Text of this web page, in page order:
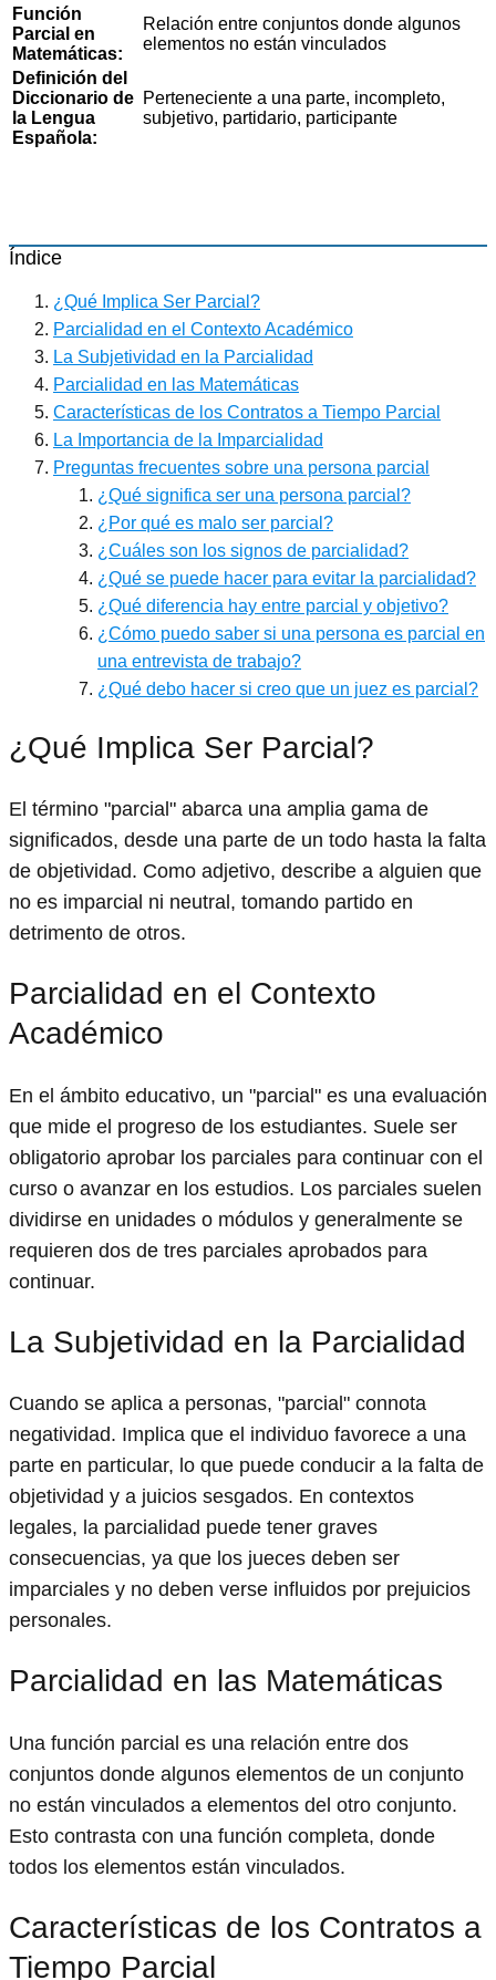
Índice
¿Qué Implica Ser Parcial?
Parcialidad en el Contexto Académico
La Subjetividad en la Parcialidad
Parcialidad en las Matemáticas
Características de los Contratos a Tiempo Parcial
La Importancia de la Imparcialidad
Preguntas frecuentes sobre una persona parcial
¿Qué significa ser una persona parcial?
¿Por qué es malo ser parcial?
¿Cuáles son los signos de parcialidad?
¿Qué se puede hacer para evitar la parcialidad?
¿Qué diferencia hay entre parcial y objetivo?
¿Cómo puedo saber si una persona es parcial en
una entrevista de trabajo?
¿Qué debo hacer si creo que un juez es parcial?
¿Qué Implica Ser Parcial?
El término "parcial" abarca una amplia gama de
significados, desde una parte de un todo hasta la falta
de objetividad. Como adjetivo, describe a alguien que
no es imparcial ni neutral, tomando partido en
detrimento de otros.
Parcialidad en el Contexto
Académico
En el ámbito educativo, un "parcial" es una evaluación
que mide el progreso de los estudiantes. Suele ser
obligatorio aprobar los parciales para continuar con el
curso o avanzar en los estudios. Los parciales suelen
dividirse en unidades o módulos y generalmente se
requieren dos de tres parciales aprobados para
continuar.
La Subjetividad en la Parcialidad
Cuando se aplica a personas, "parcial" connota
negatividad. Implica que el individuo favorece a una
parte en particular, lo que puede conducir a la falta de
objetividad y a juicios sesgados. En contextos
legales, la parcialidad puede tener graves
consecuencias, ya que los jueces deben ser
imparciales y no deben verse influidos por prejuicios
personales.
Parcialidad en las Matemáticas
Una función parcial es una relación entre dos
conjuntos donde algunos elementos de un conjunto
no están vinculados a elementos del otro conjunto.
Esto contrasta con una función completa, donde
todos los elementos están vinculados.
Características de los Contratos a
Tiempo Parcial
Función
Parcial en
Matemáticas:
Relación entre conjuntos donde algunos
elementos no están vinculados
Definición del
Diccionario de
la Lengua
Española:
Perteneciente a una parte, incompleto,
subjetivo, partidario, participante